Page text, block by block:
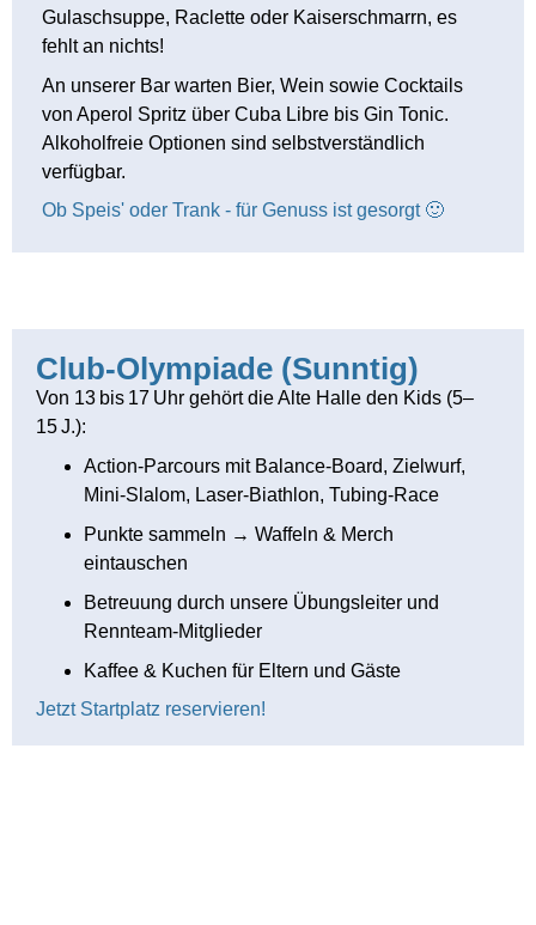
Gulaschsuppe, Raclette oder Kaiserschmarrn, es
fehlt an nichts!
An unserer Bar warten Bier, Wein sowie Cocktails
von Aperol Spritz über Cuba Libre bis Gin Tonic.
Alkoholfreie Optionen sind selbstverständlich
verfügbar.
Ob Speis' oder Trank - für Genuss ist gesorgt 🙂
Club-Olympiade (Sunntig)
Von 13 bis 17 Uhr gehört die Alte Halle den Kids (5–
15 J.):
Action‑Parcours mit Balance‑Board, Zielwurf,
Mini‑Slalom, Laser‑Biathlon, Tubing‑Race
Punkte sammeln → Waffeln & Merch
eintauschen
Betreuung durch unsere Übungsleiter und
Rennteam‑Mitglieder
Kaffee & Kuchen für Eltern und Gäste
Jetzt Startplatz reservieren!